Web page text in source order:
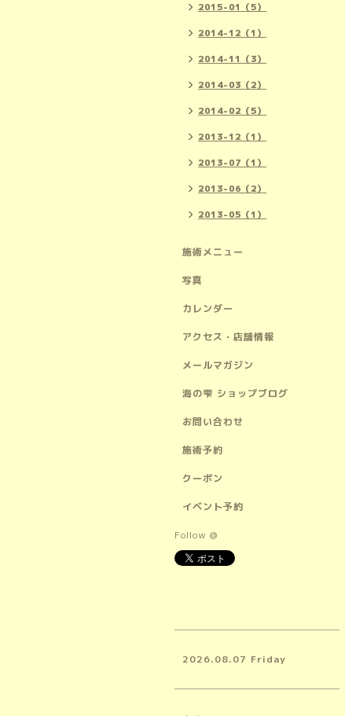
2015-01（5）
2014-12（1）
2014-11（3）
2014-03（2）
2014-02（5）
2013-12（1）
2013-07（1）
2013-06（2）
2013-05（1）
施術メニュー
写真
カレンダー
アクセス・店舗情報
メールマガジン
海の雫 ショップブログ
お問い合わせ
施術予約
クーポン
イベント予約
Follow @
2026.08.07 Friday